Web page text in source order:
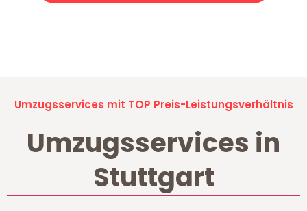
Umzugsservices mit TOP Preis-Leistungsverhältnis
Umzugsservices in
Stuttgart